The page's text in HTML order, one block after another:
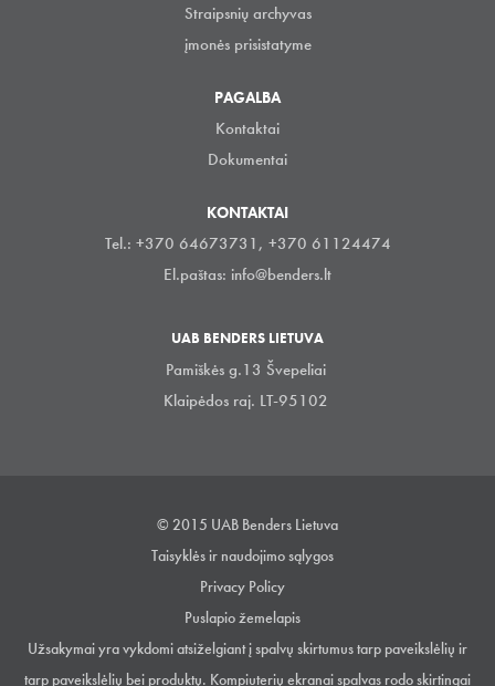
Straipsnių archyvas
įmonės prisistatyme
PAGALBA
Kontaktai
Dokumentai
KONTAKTAI
Tel.: +370 64673731, +370 61124474
El.paštas: info@benders.lt
UAB BENDERS LIETUVA
Pamiškės g.13 Švepeliai
Klaipėdos raj. LT-95102
© 2015 UAB Benders Lietuva
Taisyklės ir naudojimo sąlygos
Privacy Policy
Puslapio žemelapis
Užsakymai yra vykdomi atsiželgiant į spalvų skirtumus tarp paveikslėlių ir
tarp paveikslėlių bei produktų. Kompiuterių ekranai spalvas rodo skirtingai